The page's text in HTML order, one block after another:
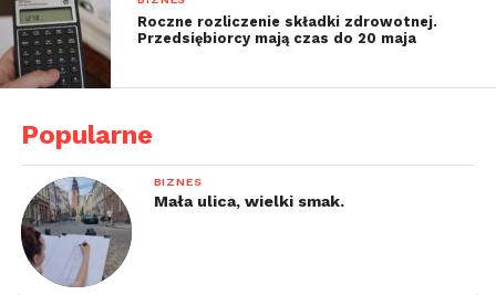
Roczne rozliczenie składki zdrowotnej.
Przedsiębiorcy mają czas do 20 maja
Popularne
BIZNES
Mała ulica, wielki smak.